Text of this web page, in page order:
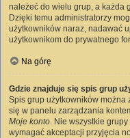
należeć do wielu grup, a każda
Dzięki temu administratorzy
użytkowników naraz, nadawać
użytkownikom do prywatnego
Na górę
Gdzie znajduje się spis grup
Spis grup użytkowników można
się w panelu zarządzania
Moje konto. Nie wszystkie
wymagać akceptacji przyjęcia